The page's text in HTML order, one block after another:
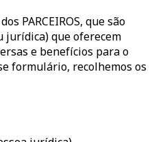
PARCEIROS, que são
jurídica) que oferecem
e benefícios para o
formulário, recolhemos os